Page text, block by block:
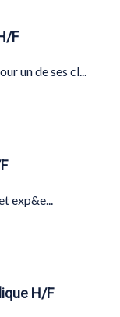
F
un de ses cl...
exp&e...
H/F